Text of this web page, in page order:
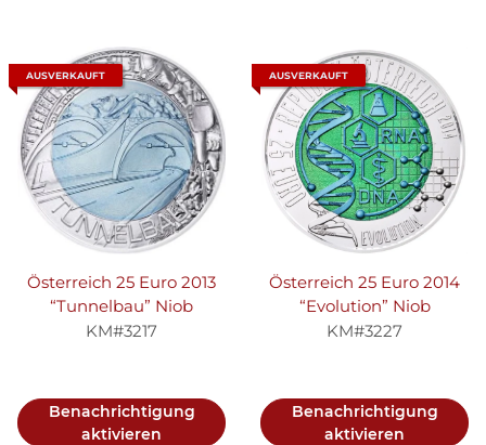
AUSVERKAUFT
Österreich 25 Euro 2013
“Tunnelbau” Niob
KM#3217
Benachrichtigung
aktivieren
AUSVERKAUFT
Österreich 25 Euro 2014
“Evolution” Niob
KM#3227
Benachrichtigung
aktivieren